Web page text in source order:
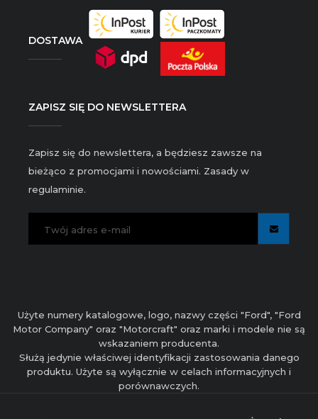
DOSTAWA
ZAPISZ SIĘ DO NEWSLETTERA
Zapisz się do newslettera, a będziesz zawsze na
bieżąco z promocjami i nowościami. Zasady w
regulaminie.
Użyte numery katalogowe, logo, nazwy części "Ford", "Ford
Motor Company" oraz "Motorcraft" oraz marki i modele nie są
wskazaniem producenta.
Służą jedynie właściwej identyfikacji zastosowania danego
produktu. Użyte są wyłącznie w celach informacyjnych i
porównawczych.